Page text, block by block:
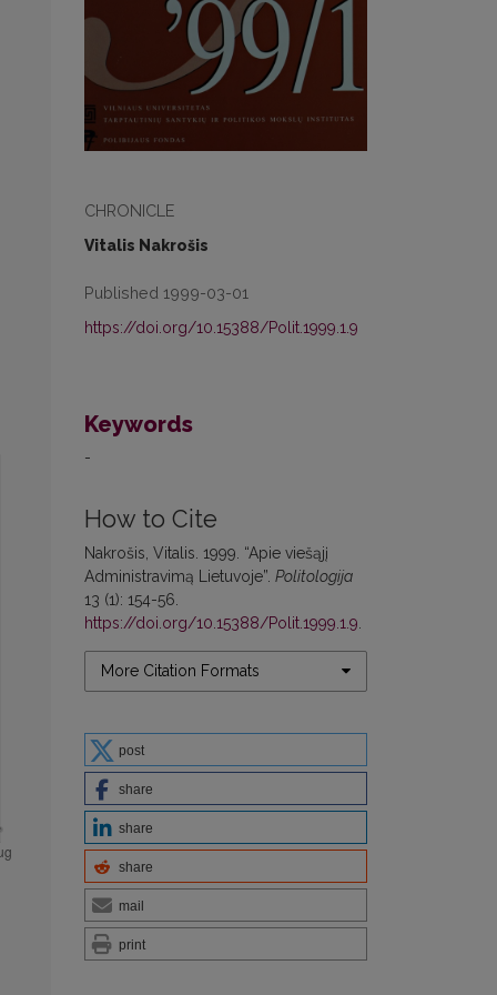
CHRONICLE
Vitalis Nakrošis
Published 1999-03-01
https://doi.org/10.15388/Polit.1999.1.9
Keywords
-
How to Cite
Nakrošis, Vitalis. 1999. “Apie viešąjį
Administravimą Lietuvoje”. Politologija
13 (1): 154-56.
https://doi.org/10.15388/Polit.1999.1.9
More Citation Formats
post
share
share
share
mail
print